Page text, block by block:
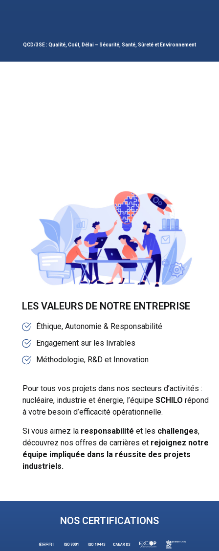
QCD/3SE : Qualité, Coût, Délai – Sécurité, Santé, Sûreté et Environnement
LES VALEURS DE NOTRE ENTREPRISE
Éthique, Autonomie & Responsabilité
Engagement sur les livrables
Méthodologie, R&D et Innovation
Pour tous vos projets dans nos secteurs d’activités :
nucléaire, industrie et énergie, l’équipe SCHILO répond
à votre besoin d’efficacité opérationnelle.
Si vous aimez la responsabilité et les challenges,
découvrez nos offres de carrières et rejoignez notre
équipe impliquée dans la réussite des projets
industriels.
NOS CERTIFICATIONS